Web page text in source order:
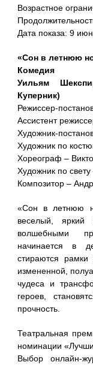
Возрастное
Дата показа: 9
«Сон в летнюю
Комедия
Уильям
Куперник)
Режиссер-
Ассистент
Художник-
Художник по
Хореограф –
Художник по
Композитор –
«Сон в летнюю
веселый, яркий
волшебными
начинается в
стираются
измененной,
чудеса и
героев,
прочность.
Театральная
номинации
Выбор онлайн-